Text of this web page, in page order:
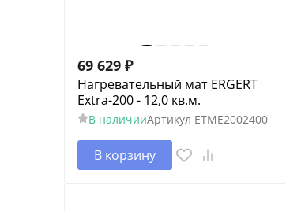
69 629 ₽
Нагревательный мат ERGERT
Extra-200 - 12,0 кв.м.
В наличииАртикул ETME2002400
В корзину